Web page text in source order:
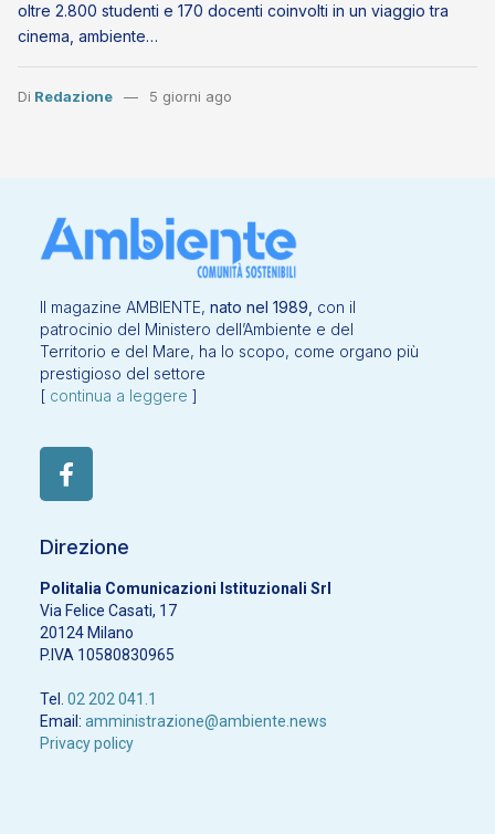
oltre 2.800 studenti e 170 docenti coinvolti in un viaggio tra
cinema, ambiente…
Di Redazione 5 giorni ago
Il magazine AMBIENTE, nato nel 1989, con il
patrocinio del Ministero dell’Ambiente e del
Territorio e del Mare, ha lo scopo, come organo più
prestigioso del settore
[ continua a leggere ]
Direzione
Politalia Comunicazioni Istituzionali Srl
Via Felice Casati, 17
20124 Milano
P.IVA 10580830965
Tel. 02 202 041.1
Email: amministrazione@ambiente.news
Privacy policy